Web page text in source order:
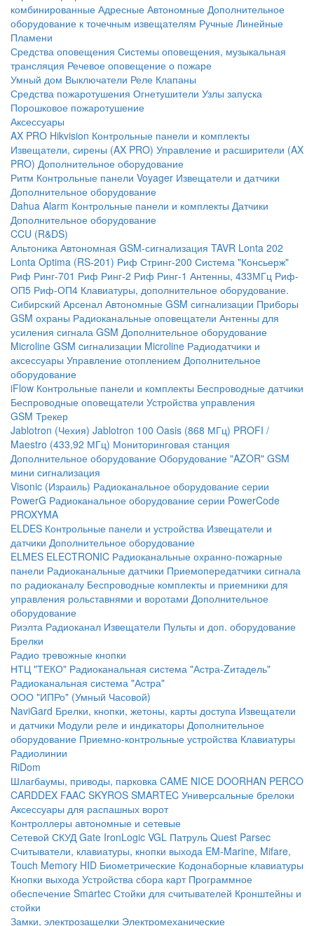
комбинированные Адресные Автономные Дополнительное
оборудование к точечным извещателям Ручные Линейные
Пламени
Средства оповещения Системы оповещения, музыкальная
трансляция Речевое оповещение о пожаре
Умный дом Выключатели Реле Клапаны
Средства пожаротушения Огнетушители Узлы запуска
Порошковое пожаротушение
Аксессуары
AX PRO Hikvision Контрольные панели и комплекты
Извещатели, сирены (AX PRO) Управление и расширители (AX
PRO) Дополнительное оборудование
Ритм Контрольные панели Voyager Извещатели и датчики
Дополнительное оборудование
Dahua Alarm Контрольные панели и комплекты Датчики
Дополнительное оборудование
CCU (R&DS)
Альтоника Автономная GSM-сигнализация TAVR Lonta 202
Lonta Optima (RS-201) Риф Стринг-200 Система "Консьерж"
Риф Ринг-701 Риф Ринг-2 Риф Ринг-1 Антенны, 433МГц Риф-
ОП5 Риф-ОП4 Клавиатуры, дополнительное оборудование.
Сибирский Арсенал Автономные GSM сигнализации Приборы
GSM охраны Радиоканальные оповещатели Антенны для
усиления сигнала GSM Дополнительное оборудование
Microline GSM cигнализации Microline Радиодатчики и
аксессуары Управление отоплением Дополнительное
оборудование
iFlow Контрольные панели и комплекты Беспроводные датчики
Беспроводные оповещатели Устройства управления
GSM Трекер
Jablotron (Чехия) Jablotron 100 Oasis (868 МГц) PROFI /
Maestro (433,92 МГц) Мониторинговая станция
Дополнительное оборудование Оборудование "AZOR" GSM
мини сигнализация
Visonic (Израиль) Радиоканальное оборудование серии
PowerG Радиоканальное оборудование серии PowerCode
PROXYMA
ELDES Контрольные панели и устройства Извещатели и
датчики Дополнительное оборудование
ELMES ELECTRONIC Радиоканальные охранно-пожарные
панели Радиоканальные датчики Приемопередатчики сигнала
по радиоканалу Беспроводные комплекты и приемники для
управления рольставнями и воротами Дополнительное
оборудование
Риэлта Радиоканал Извещатели Пульты и доп. оборудование
Брелки
Радио тревожные кнопки
НТЦ "ТЕКО" Радиоканальная система "Астра-Zитадель"
Радиоканальная система "Астра"
ООО "ИПРо" (Умный Часовой)
NaviGard Брелки, кнопки, жетоны, карты доступа Извещатели
и датчики Модули реле и индикаторы Дополнительное
оборудование Приемно-контрольные устройства Клавиатуры
Радиолинии
RiDom
Шлагбаумы, приводы, парковка CAME NICE DOORHAN PERCO
CARDDEX FAAC SKYROS SMARTEC Универсальные брелоки
Аксессуары для распашных ворот
Контроллеры автономные и сетевые
Сетевой СКУД Gate IronLogic VGL Патруль Quest Parsec
Считыватели, клавиатуры, кнопки выхода EM-Marine, Mifare,
Touch Memory HID Биометрические Кодонаборные клавиатуры
Кнопки выхода Устройства сбора карт Программное
обеспечение Smartec Стойки для считывателей Кронштейны и
стойки
Замки, электрозащелки Электромеханические